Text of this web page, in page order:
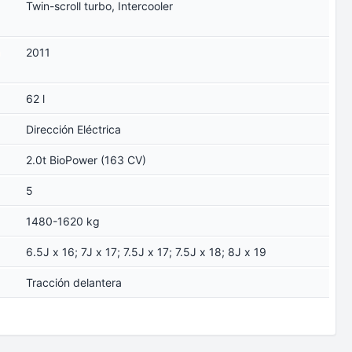
Twin-scroll turbo, Intercooler
2011
62 l
Dirección Eléctrica
2.0t BioPower (163 CV)
5
1480-1620 kg
6.5J x 16; 7J x 17; 7.5J x 17; 7.5J x 18; 8J x 19
Tracción delantera